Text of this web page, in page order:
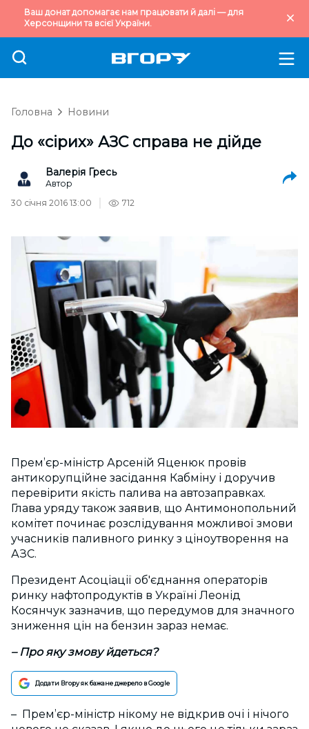
Ваш донат допомагає нам працювати й далі — для
Херсонщини та всієї України.
Головна Новини
До «сірих» АЗС справа не дійде
Валерія Гресь
Автор
30 січня 2016 13:00
712
Прем’єр-міністр Арсеній Яценюк провів
антикорупційне засідання Кабміну і доручив
перевірити якість палива на автозаправках.
Глава уряду також заявив, що Антимонопольний
комітет починає розслідування можливої ​​змови
учасників паливного ринку з ціноутворення на
АЗС.
Президент Асоціації об'єднання операторів
ринку нафтопродуктів в Україні Леонід
Косянчук зазначив, що передумов для значного
зниження цін на бензин зараз немає.
– Про яку змову йдеться?
Додати Вгору як бажане джерело в Google
– Прем’єр-міністр нікому не відкрив очі і нічого